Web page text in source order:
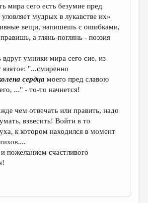
мира сего есть безумие пред
мудрых в лукавстве их»
вещи, напишешь с ошибками,
а глянь-поглянь - поэзия
умники мира сего сие, из
взятое: "...смиренно
сердцамоего пред славою
..." - то-то начнется!
чем отвечать или править, надо
взвесить! Войти в то
к котором находился в момент
пожеланием счастливого